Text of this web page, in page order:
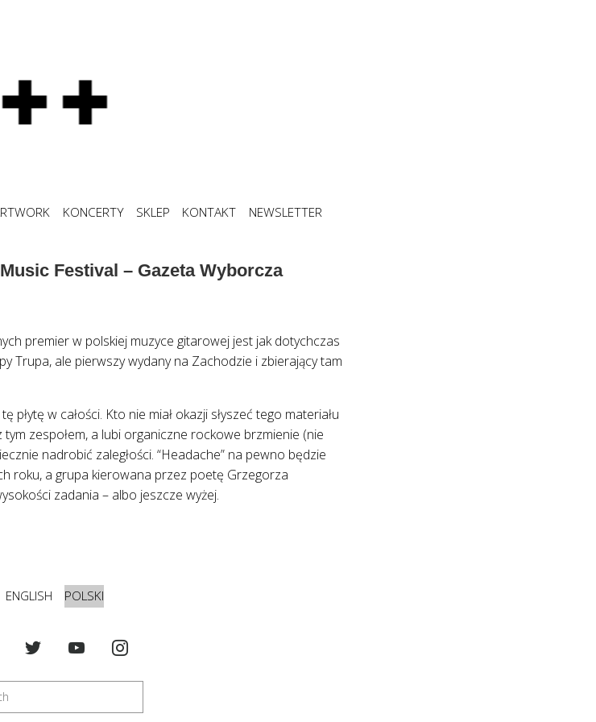
KONCERTY SKLEP KONTAKT NEWSLETTER
Festival – Gazeta Wyborcza
premier w polskiej muzyce gitarowej jest jak dotychczas
Trupa, ale pierwszy wydany na Zachodzie i zbierający tam
w całości. Kto nie miał okazji słyszeć tego materiału
zespołem, a lubi organiczne rockowe brzmienie (nie
nadrobić zaległości. “Headache” na pewno będzie
roku, a grupa kierowana przez poetę Grzegorza
zadania – albo jeszcze wyżej.
ENGLISH POLSKI